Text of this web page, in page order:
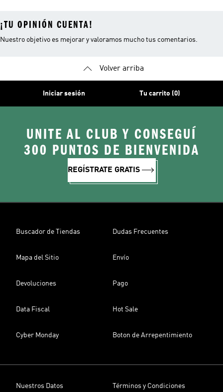
¡TU OPINIÓN CUENTA!
Nuestro objetivo es mejorar y valoramos mucho tus comentarios.
Volver arriba
Iniciar sesión Tu carrito (0)
UNITE AL CLUB Y CONSEGUÍ
300 PUNTOS DE BIENVENIDA
REGÍSTRATE GRATIS
Buscador de Tiendas Dudas Frecuentes
Mapa del Sitio Envío
Devoluciones Pago
Data Fiscal Hot Sale
Cyber Monday Boton de Arrepentimiento
Nuestros Datos Términos y Condiciones